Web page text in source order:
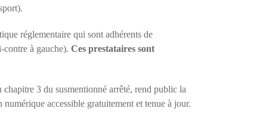
réglementaire qui sont adhérents de
contre à gauche). Ces prestataires sont
3 du susmentionné arrêté, rend public la
accessible gratuitement et tenue à jour.